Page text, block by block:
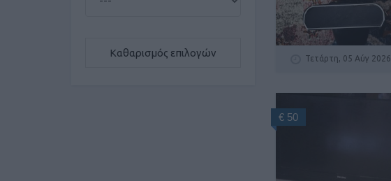
Καθαρισμός επιλογών Τετάρτη, 05 Αύγ 2026
€ 50